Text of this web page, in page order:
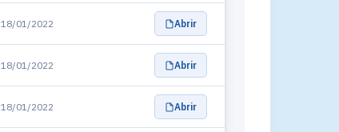
18/01/2022 Abrir
18/01/2022 Abrir
18/01/2022 Abrir